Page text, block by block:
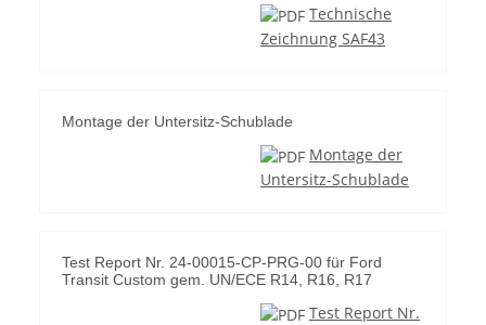
Technische
Zeichnung SAF43
Montage der Untersitz-Schublade
Montage der
Untersitz-Schublade
Test Report Nr. 24-00015-CP-PRG-00 für Ford
Transit Custom gem. UN/ECE R14, R16, R17
Test Report Nr.